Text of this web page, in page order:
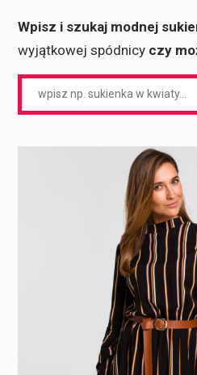
Wpisz i szukaj modnej
wyjątkowej spódnicy czy